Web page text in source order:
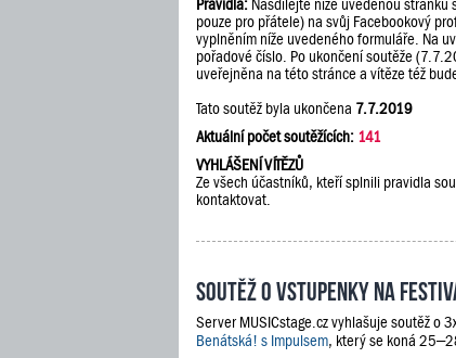
Pravidla: Nasdílejte níže uvedenou stránku
pouze pro přátele) na svůj Facebookový
vyplněním níže uvedeného formuláře. Na
pořadové číslo. Po ukončení soutěže
uveřejněna na této stránce a vítěze též
Tato soutěž byla ukončena 7.7.2019
Aktuální počet soutěžících: 141
VYHLÁŠENÍ VÍTĚZŮ
Ze všech účastníků, kteří splnili pravidla
kontaktovat.
Soutěž o vstupenky na
Server MUSICstage.cz vyhlašuje soutěž o
Benátská! s Impulsem, který se koná